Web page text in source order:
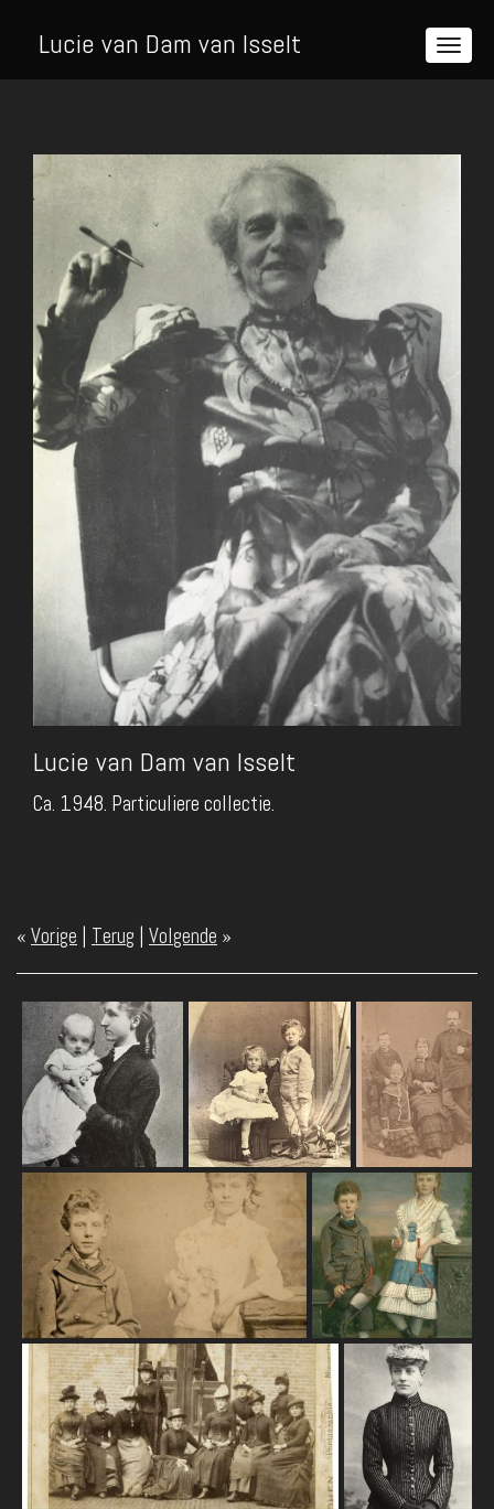
Lucie van Dam van Isselt
Lucie van Dam van Isselt
Ca. 1948. Particuliere collectie.
« Vorige | Terug | Volgende »